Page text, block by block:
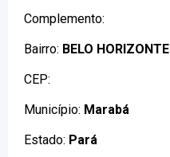
Complemento:
Bairro: BELO HORIZONTE
CEP:
Município: Marabá
Estado: Pará